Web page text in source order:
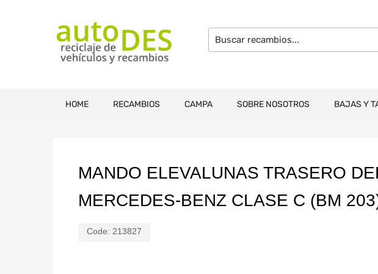
HOME RECAMBIOS CAMPA SOBRE NOSOTROS BAJAS Y
MANDO ELEVALUNAS TRASERO
MERCEDES-BENZ CLASE C (BM
Code: 213827